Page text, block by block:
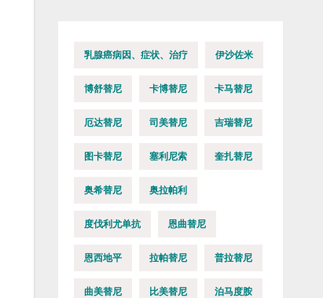
乳腺癌病因、症状、治疗 伊沙佐米
博舒替尼 卡博替尼 卡马替尼
厄达替尼 司美替尼 吉瑞替尼
图卡替尼 塞利尼索 奎扎替尼
奥希替尼 奥拉帕利
度伐利尤单抗 恩曲替尼
恩西地平 拉帕替尼 普拉替尼
曲美替尼 比美替尼 泊马度胺